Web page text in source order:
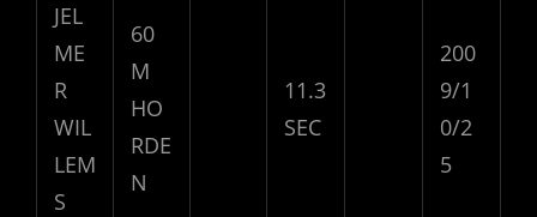
JEL
ME
R
WIL
LEM
S
60
M
HO
RDE
N
11.3
SEC
200
9/1
0/2
5